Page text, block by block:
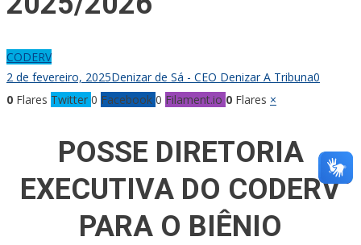
CODERV
2 de fevereiro, 2025Denizar de Sá - CEO Denizar A Tribuna0
0 Flares Twitter 0 Facebook 0 Filament.io 0 Flares ×
POSSE DIRETORIA
EXECUTIVA DO CODERV
PARA O BIÊNIO